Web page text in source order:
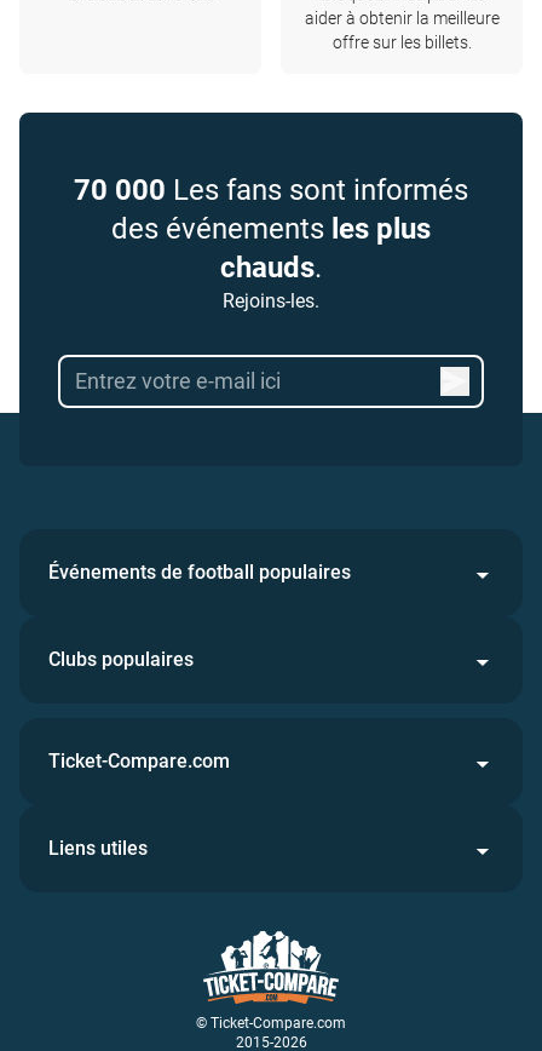
aider à obtenir la meilleure
offre sur les billets.
70 000 Les fans sont informés
des événements les plus
chauds.
Rejoins-les.
Événements de football populaires
Clubs populaires
© Ticket-Compare.com
2015-2026
Ticket-Compare.com
Liens utiles